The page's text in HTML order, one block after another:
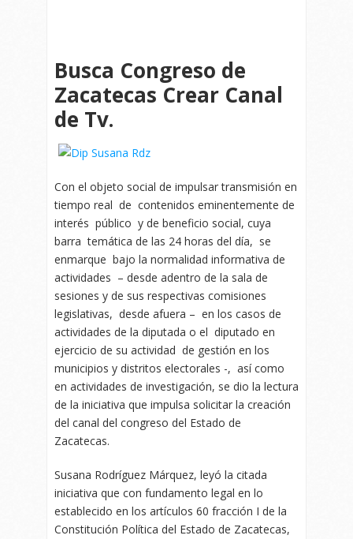
Busca Congreso de
Zacatecas Crear Canal
de Tv.
Con el objeto social de impulsar transmisión en
tiempo real de contenidos eminentemente de
interés público y de beneficio social, cuya
barra temática de las 24 horas del día, se
enmarque bajo la normalidad informativa de
actividades – desde adentro de la sala de
sesiones y de sus respectivas comisiones
legislativas, desde afuera – en los casos de
actividades de la diputada o el diputado en
ejercicio de su actividad de gestión en los
municipios y distritos electorales -, así como
en actividades de investigación, se dio la lectura
de la iniciativa que impulsa solicitar la creación
del canal del congreso del Estado de
Zacatecas.
Susana Rodríguez Márquez, leyó la citada
iniciativa que con fundamento legal en lo
establecido en los artículos 60 fracción I de la
Constitución Política del Estado de Zacatecas,